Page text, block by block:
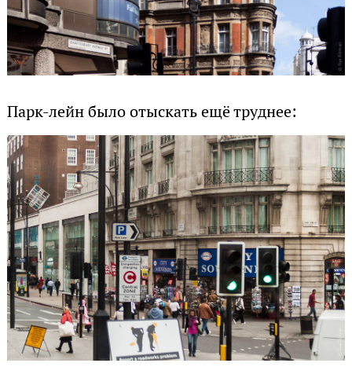
Парк-лейн было отыскать ещё труднее: